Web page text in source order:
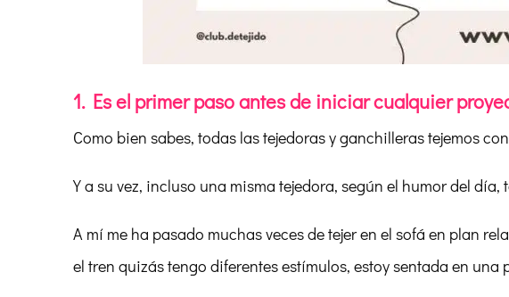
1. Es el primer paso antes de iniciar cualquier
Como bien sabes, todas las tejedoras y ganchilleras tejemos
Y a su vez, incluso una misma tejedora, según el humor del
A mí me ha pasado muchas veces de tejer en el sofá en plan
el tren quizás tengo diferentes estímulos, estoy sentada en